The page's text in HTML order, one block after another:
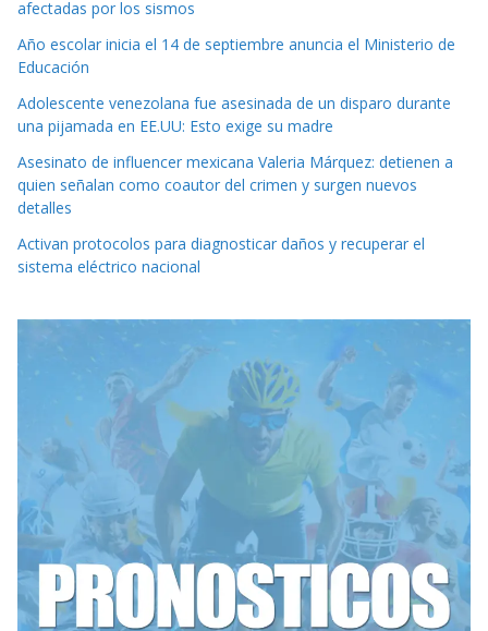
afectadas por los sismos
Año escolar inicia el 14 de septiembre anuncia el Ministerio de
Educación
Adolescente venezolana fue asesinada de un disparo durante
una pijamada en EE.UU: Esto exige su madre
Asesinato de influencer mexicana Valeria Márquez: detienen a
quien señalan como coautor del crimen y surgen nuevos
detalles
Activan protocolos para diagnosticar daños y recuperar el
sistema eléctrico nacional